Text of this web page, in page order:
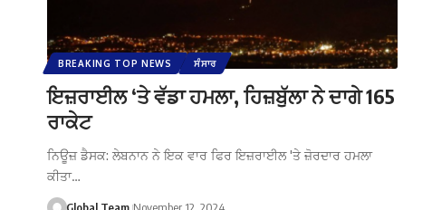
BREAKING TOP NEWS ਸੰਸਾਰ
ਇਜ਼ਰਾਈਲ ‘ਤੇ ਵੱਡਾ ਹਮਲਾ, ਹਿਜ਼ਬੁੱਲਾ ਨੇ ਦਾਗੇ 165
ਰਾਕੇਟ
ਨਿਊਜ਼ ਡੈਸਕ: ਲੇਬਨਾਨ ਨੇ ਇਕ ਵਾਰ ਫਿਰ ਇਜ਼ਰਾਈਲ 'ਤੇ ਜ਼ੋਰਦਾਰ ਹਮਲਾ
ਕੀਤਾ…